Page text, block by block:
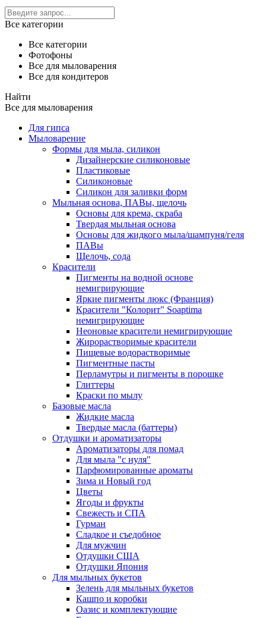
Все категории
Все категории
Фотофоны
Все для мыловарения
Все для кондитеров
Найти
Все для мыловарения
Для гипса
Мыловарение
Формы для мыла, силикон
Дизайнерские силиконовые
Пластиковые
Силиконовые
Силикон для заливки форм
Мыльная основа, ПАВы, щелочь
Основы для крема, скраба
Твердая мыльная основа
Основы для жидкого мыла/шампуня/геля
ПАВы
Щелочь, сода
Красители
Пигменты на водной основе
немигрирующие
Яркие пигменты люкс (Франция)
Красители "Колорит" Soaptima
немигрирующие
Неоновые красители немигрирующие
Жирорастворимые красители
Пищевые водорастворимые
Пигментные пасты
Перламутры и пигменты в порошке
Глиттеры
Краски по мылу
Базовые масла
Жидкие масла
Твердые масла (баттеры)
Отдушки и ароматизаторы
Ароматизаторы для помад
Для мыла "с нуля"
Парфюмированные ароматы
Зима и Новый год
Цветы
Ягоды и фрукты
Свежесть и СПА
Гурман
Сладкое и съедобное
Для мужчин
Отдушки США
Отдушки Япония
Для мыльных букетов
Зелень для мыльных букетов
Кашпо и коробки
Оазис и комплектующие